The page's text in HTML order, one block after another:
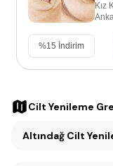
Kız
%15 İndirim
Cilt Yenileme
Altındağ Cilt